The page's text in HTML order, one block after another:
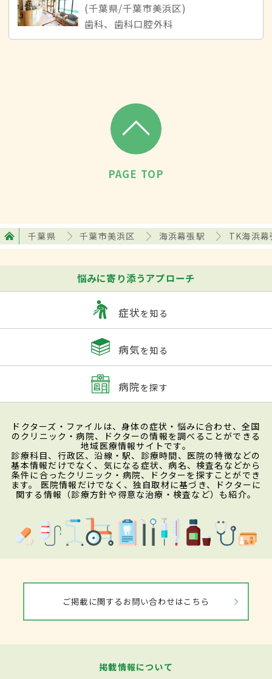
(千葉県/千葉市美浜区)
歯科、歯科口腔外科
PAGE TOP
千葉県 千葉市美浜区 海浜幕張駅 TK海浜
悩みに寄り添うアプローチ
症状を知る
病気を知る
病院を探す
ドクターズ・ファイルは、身体の症状・悩みに合わせ、全国
のクリニック・病院、ドクターの情報を調べることができる
地域医療情報サイトです。
診療科目、行政区、沿線・駅、診療時間、医院の特徴などの
基本情報だけでなく、気になる症状、病名、検査名などから
条件に合ったクリニック・病院、ドクターを探すことができ
ます。 医院情報だけでなく、独自取材に基づき、ドクターに
関する情報（診療方針や得意な治療・検査など）も紹介。
ご掲載に関するお問い合わせはこちら
掲載情報について